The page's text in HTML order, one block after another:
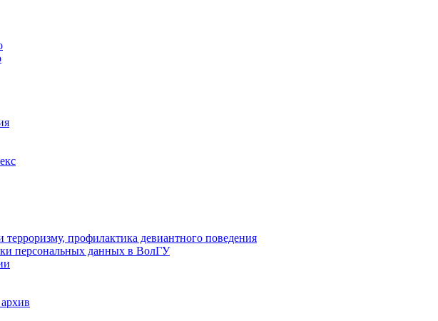
профилактика девиантного поведения
персональных данных в ВолГУ